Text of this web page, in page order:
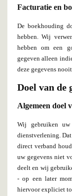
Facturatie en
De boekhouding
hebben. Wij
hebben om een
gegeven alleen
deze gegevens
Doel van de
Algemeen doel
Wij gebruiken uw
dienstverlening.
direct verband
uw gegevens niet
deelt en wij
- op een later
hiervoor expliciet